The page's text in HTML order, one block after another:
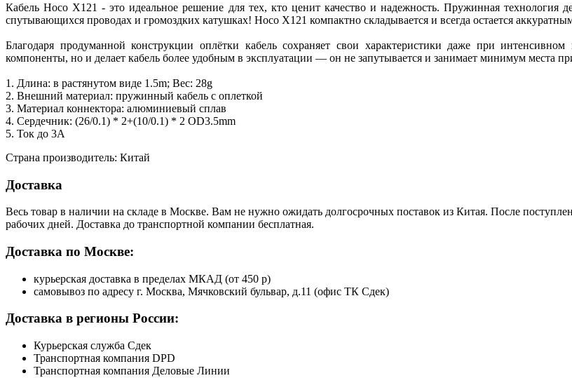
Кабель Hoco X121 - это идеальное решение для тех, кто ценит качество и надежность. Пружинная технология
спутывающихся проводах и громоздких катушках! Hoco X121 компактно складывается и всегда остается
Благодаря продуманной конструкции оплётки кабель сохраняет свои характеристики даже при
компоненты, но и делает кабель более удобным в эксплуатации — он не запутывается и занимает минимум места
1. Длина: в растянутом виде 1.5m; Вес: 28g
2. Внешний материал: пружинный кабель с оплеткой
3. Материал коннектора: алюминиевый сплав
4. Сердечник: (26/0.1) * 2+(10/0.1) * 2 OD3.5mm
5. Ток до 3A
Страна производитель: Китай
Доставка
Весь товар в наличии на складе в Москве. Вам не нужно ожидать долгосрочных поставок из Китая. После
рабочих дней. Доставка до транспортной компании бесплатная.
Доставка по Москве:
курьерская доставка в пределах МКАД (от 450 р)
самовывоз по адресу г. Москва, Мячковский бульвар, д.11 (офис ТК Сдек)
Доставка в регионы России:
Курьерская служба Сдек
Транспортная компания DPD
Транспортная компания Деловые Линии